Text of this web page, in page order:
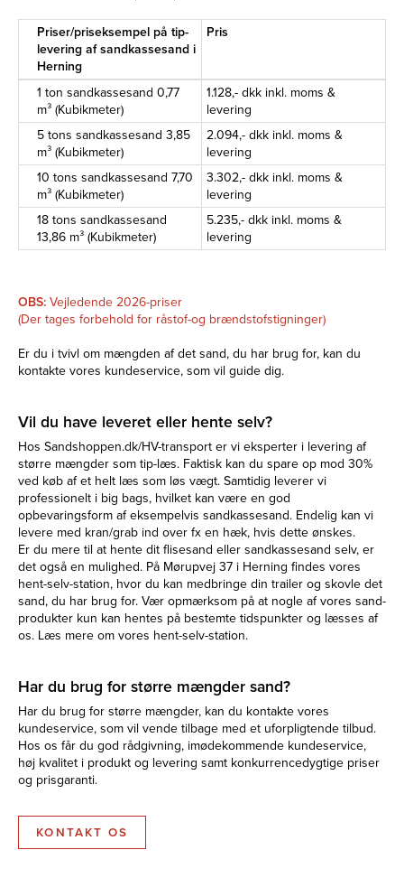
Priser/priseksempel på tip-
levering af sandkassesand i
Herning
Pris
1 ton sandkassesand 0,77
m³ (Kubikmeter)
1.128,- dkk inkl. moms &
levering
5 tons sandkassesand 3,85
m³ (Kubikmeter)
2.094,- dkk inkl. moms &
levering
10 tons sandkassesand 7,70
m³ (Kubikmeter)
3.302,- dkk inkl. moms &
levering
18 tons sandkassesand
13,86 m³ (Kubikmeter)
5.235,- dkk inkl. moms &
levering
OBS: Vejledende 2026-priser
(Der tages forbehold for råstof-og brændstofstigninger)
Er du i tvivl om mængden af det sand, du har brug for, kan du
kontakte vores kundeservice, som vil guide dig.
Vil du have leveret eller hente selv?
Hos Sandshoppen.dk/HV-transport er vi eksperter i levering af
større mængder som tip-læs. Faktisk kan du spare op mod 30%
ved køb af et helt læs som løs vægt. Samtidig leverer vi
professionelt i big bags, hvilket kan være en god
opbevaringsform af eksempelvis sandkassesand. Endelig kan vi
levere med kran/grab ind over fx en hæk, hvis dette ønskes.
Er du mere til at hente dit flisesand eller sandkassesand selv, er
det også en mulighed. På Mørupvej 37 i Herning findes vores
hent-selv-station, hvor du kan medbringe din trailer og skovle det
sand, du har brug for. Vær opmærksom på at nogle af vores sand-
produkter kun kan hentes på bestemte tidspunkter og læsses af
os. Læs mere om vores hent-selv-station.
Har du brug for større mængder sand?
Har du brug for større mængder, kan du kontakte vores
kundeservice, som vil vende tilbage med et uforpligtende tilbud.
Hos os får du god rådgivning, imødekommende kundeservice,
høj kvalitet i produkt og levering samt konkurrencedygtige priser
og prisgaranti.
KONTAKT OS